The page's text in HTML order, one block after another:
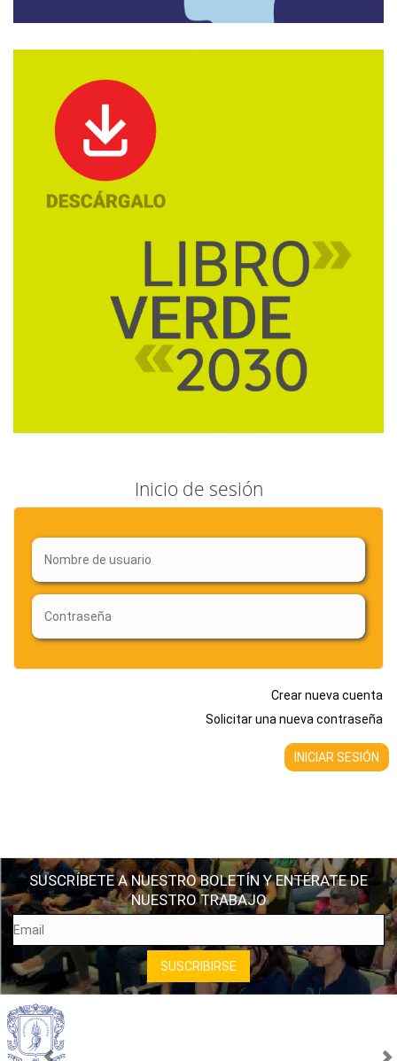
Inicio de sesión
Crear nueva cuenta
Solicitar una nueva contraseña
SUSCRÍBETE A NUESTRO BOLETÍN Y ENTÉRATE DE
NUESTRO TRABAJO